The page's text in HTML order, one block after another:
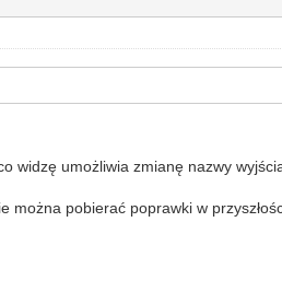
widzę umożliwia zmianę nazwy
można pobierać poprawki w